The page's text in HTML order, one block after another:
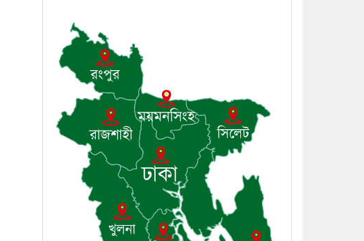
৬। দাউদকান্দিতে উপজেলা
আইন-শৃঙ্খলা কমিটির মাসিক
সভা অনুষ্ঠিত
৭। দাউদকান্দিতে মুচি
সম্প্রদায়ের খোঁজখবর নিলেন ড.
খন্দকার মারুফ হোসেন
৮। মেঘনায় আইন-শৃঙ্খলা
কমিটির মাসিক সভা অনুষ্ঠিত